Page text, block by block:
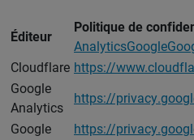
Éditeur
Politique de
AnalyticsGoogle
Cloudflare https://
Google
Analytics
https://
Google
https://